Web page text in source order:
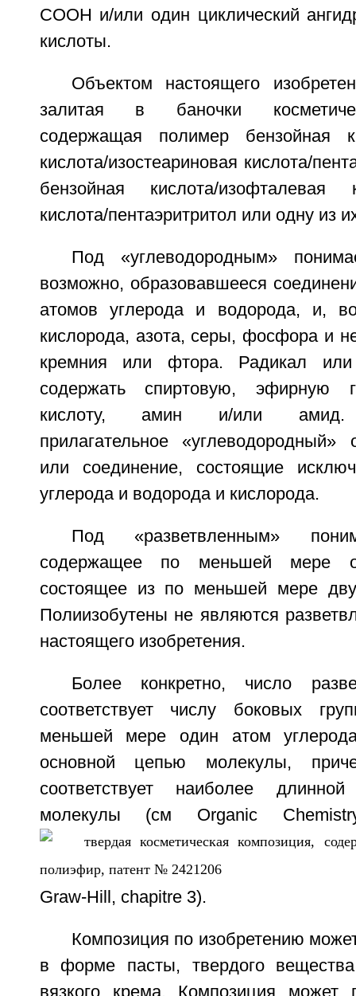
СООН и/или один циклический
кислоты.
Объектом настоящего
залитая в баночки
содержащая полимер бензойная
кислота/изостеариновая кислота/
бензойная кислота/изофталевая
кислота/пентаэритритол или одну из
Под «углеводородным»
возможно, образовавшееся
атомов углерода и водорода, и,
кислорода, азота, серы, фосфора и
кремния или фтора. Радикал или
содержать спиртовую, эфирную
кислоту, амин и/или амид.
прилагательное «углеводородный»
или соединение, состоящие
углерода и водорода и кислорода.
Под «разветвленным»
содержащее по меньшей мере
состоящее из по меньшей мере
Полиизобутены не являются
настоящего изобретения.
Более конкретно, число
соответствует числу боковых
меньшей мере один атом
основной цепью молекулы,
соответствует наиболее
молекулы (см Organic
Graw-Hill, chapitre 3).
Композиция по изобретению
в форме пасты, твердого